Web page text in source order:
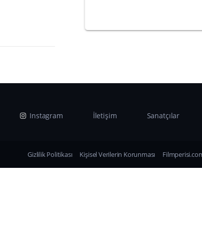
Instagram İletişim Sanatçılar
Gizlilik Politikası Kişisel Verilerin Korunması